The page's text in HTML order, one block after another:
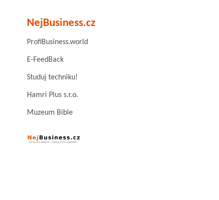
NejBusiness.cz
ProfiBusiness.world
E-FeedBack
Studuj techniku!
Hamri Plus s.r.o.
Muzeum Bible